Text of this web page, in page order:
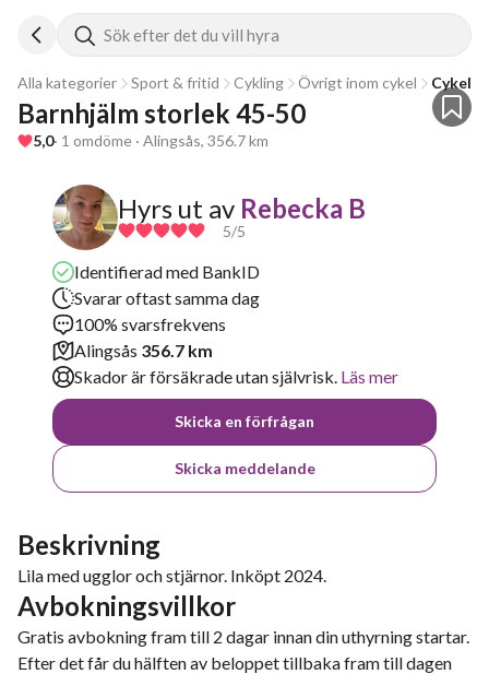
Sök efter det du vill hyra
Alla kategorier Sport & fritid Cykling Övrigt inom cykel
Barnhjälm storlek 45-50
5,0· 1 omdöme · Alingsås, 356.7 km
Hyrs ut av Rebecka B
5/5
Identifierad med BankID
Svarar oftast samma dag
100% svarsfrekvens
Alingsås 356.7 km
Skador är försäkrade utan självrisk. Läs mer
Skicka en förfrågan
Skicka meddelande
Beskrivning
Lila med ugglor och stjärnor. Inköpt 2024.
Avbokningsvillkor
Gratis avbokning fram till 2 dagar innan din uthyrning startar.
Efter det får du hälften av beloppet tillbaka fram till dagen